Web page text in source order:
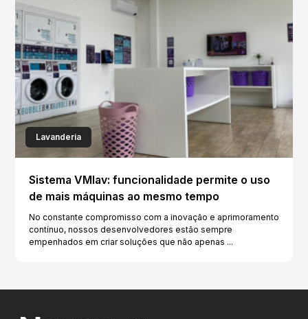
Lavanderia
Sistema VMlav: funcionalidade permite o uso
de mais máquinas ao mesmo tempo
No constante compromisso com a inovação e aprimoramento
contínuo, nossos desenvolvedores estão sempre
empenhados em criar soluções que não apenas ...